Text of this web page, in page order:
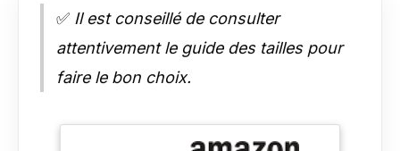
✅ Il est conseillé de consulter
attentivement le guide des tailles pour
faire le bon choix.